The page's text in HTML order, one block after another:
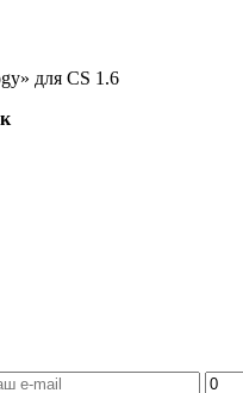
для CS 1.6